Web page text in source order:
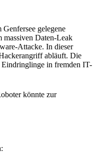
gelegene
massiven Daten-Leak
Attacke. In dieser
abläuft. Die
in fremden IT-
könnte zur